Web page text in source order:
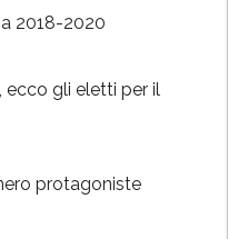
2018-2020
ecco gli eletti per il
protagoniste